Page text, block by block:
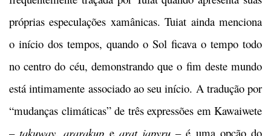
próprias especulações xamânicas. Tuiat ainda menciona
o início dos tempos, quando o Sol ficava o tempo todo
no centro do céu, demonstrando que o fim deste mundo
está intimamente associado ao seu início. A tradução por
“mudanças climáticas” de três expressões em Kawaiwete
–takuway,ararakup e arat japyru – é uma opção do